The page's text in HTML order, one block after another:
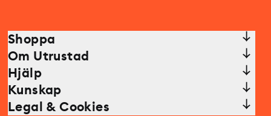
Shoppa
Om Utrustad
Hjälp
Kunskap
Legal & Cookies